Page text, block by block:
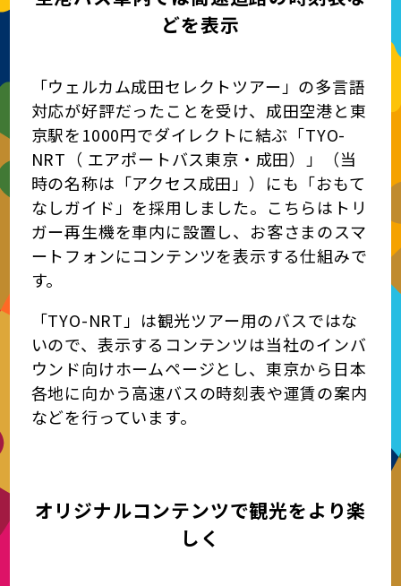
どを表示
「ウェルカム成田セレクトツアー」の多言語
対応が好評だったことを受け、成田空港と東
京駅を1000円でダイレクトに結ぶ「TYO-
NRT（ エアポートバス東京・成田）」（当
時の名称は「アクセス成田」）にも「おもて
なしガイド」を採用しました。こちらはトリ
ガー再生機を車内に設置し、お客さまのスマ
ートフォンにコンテンツを表示する仕組みで
す。
「TYO-NRT」は観光ツアー用のバスではな
いので、表示するコンテンツは当社のインバ
ウンド向けホームページとし、東京から日本
各地に向かう高速バスの時刻表や運賃の案内
などを行っています。
オリジナルコンテンツで観光をより楽
しく